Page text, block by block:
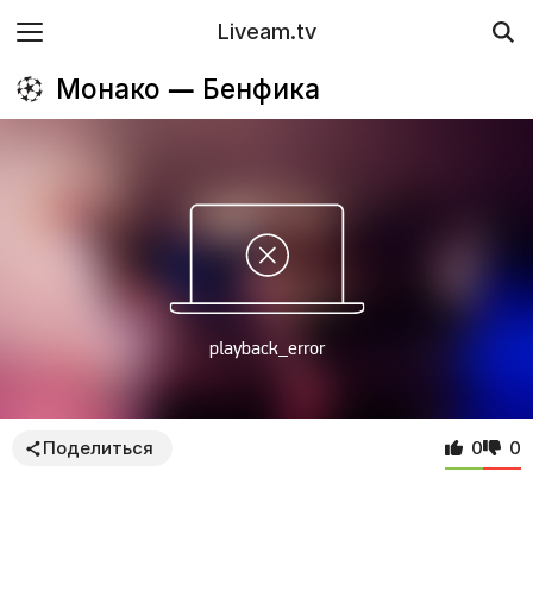
Liveam.tv
Монако — Бенфика
Поделиться 0 0